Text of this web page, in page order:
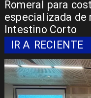
Romeral para
especializada de
Intestino Corto
IR A RECIENTE